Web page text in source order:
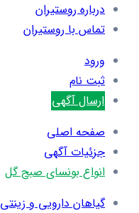
درباره روستیران
تماس با روستیران
ورود
ثبت نام
ارسال آگهی
صفحه اصلی
جزئیات آگهی
انواع بونسای صبح گل
گیاهان دارویی و زینتی